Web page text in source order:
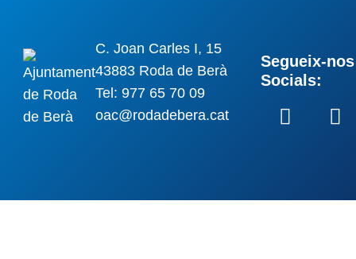
C. Joan Carles I, 15
43883 Roda de Berà
Tel: 977 65 70 09
oac@rodadebera.cat
Segueix-
Socials: